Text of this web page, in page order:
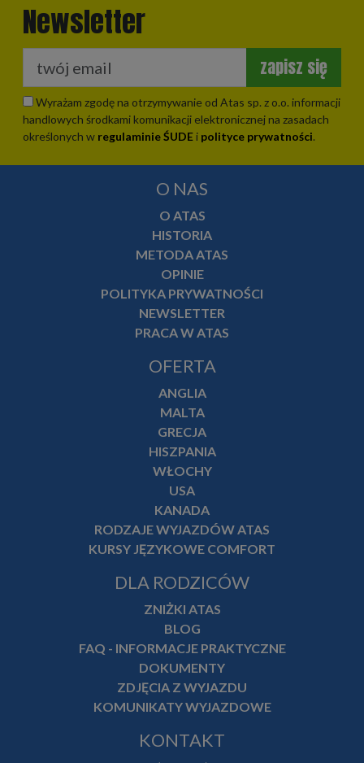
Newsletter
zapisz się
Wyrażam zgodę na otrzymywanie od Atas sp. z o.o. informacji
handlowych środkami komunikacji elektronicznej na zasadach
określonych w regulaminie ŚUDE i polityce prywatności.
O NAS
O ATAS
HISTORIA
METODA ATAS
OPINIE
POLITYKA PRYWATNOŚCI
NEWSLETTER
PRACA W ATAS
OFERTA
ANGLIA
MALTA
GRECJA
HISZPANIA
WŁOCHY
USA
KANADA
RODZAJE WYJAZDÓW ATAS
KURSY JĘZYKOWE COMFORT
DLA RODZICÓW
ZNIŻKI ATAS
BLOG
FAQ - INFORMACJE PRAKTYCZNE
DOKUMENTY
ZDJĘCIA Z WYJAZDU
KOMUNIKATY WYJAZDOWE
KONTAKT